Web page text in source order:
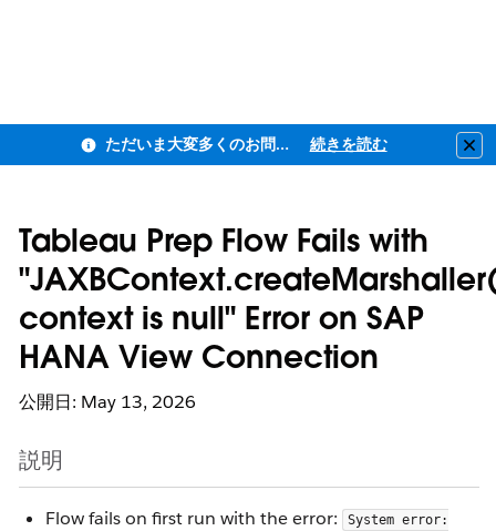
ただいま大変多くのお問い合わせをいただいており、ご連絡までにお時間を頂戴しております 続きを読む
Tableau Prep Flow Fails with
context is null" Error on SAP
HANA View Connection
公開日: May 13, 2026
説明
Flow fails on first run with the error: System error: